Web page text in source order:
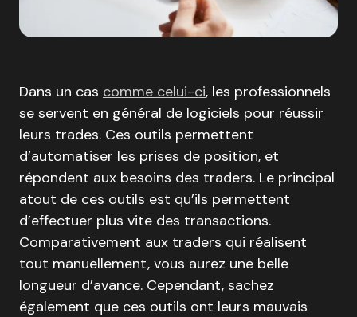
Dans un cas comme celui-ci, les professionnels
se servent en général de logiciels pour réussir
leurs trades. Ces outils permettent
d’automatiser les prises de position, et
répondent aux besoins des traders. Le principal
atout de ces outils est qu’ils permettent
d’effectuer plus vite des transactions.
Comparativement aux traders qui réalisent
tout manuellement, vous aurez une belle
longueur d’avance. Cependant, sachez
également que ces outils ont leurs mauvais